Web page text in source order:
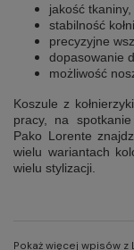
jakość tkaniny,
stabilność
precyzyjne
dopasowanie
możliwość
Koszule z
pracy, na
Pako Lorente
wielu wariantach
wielu stylizacji.
Pokaż więcej wpisów z